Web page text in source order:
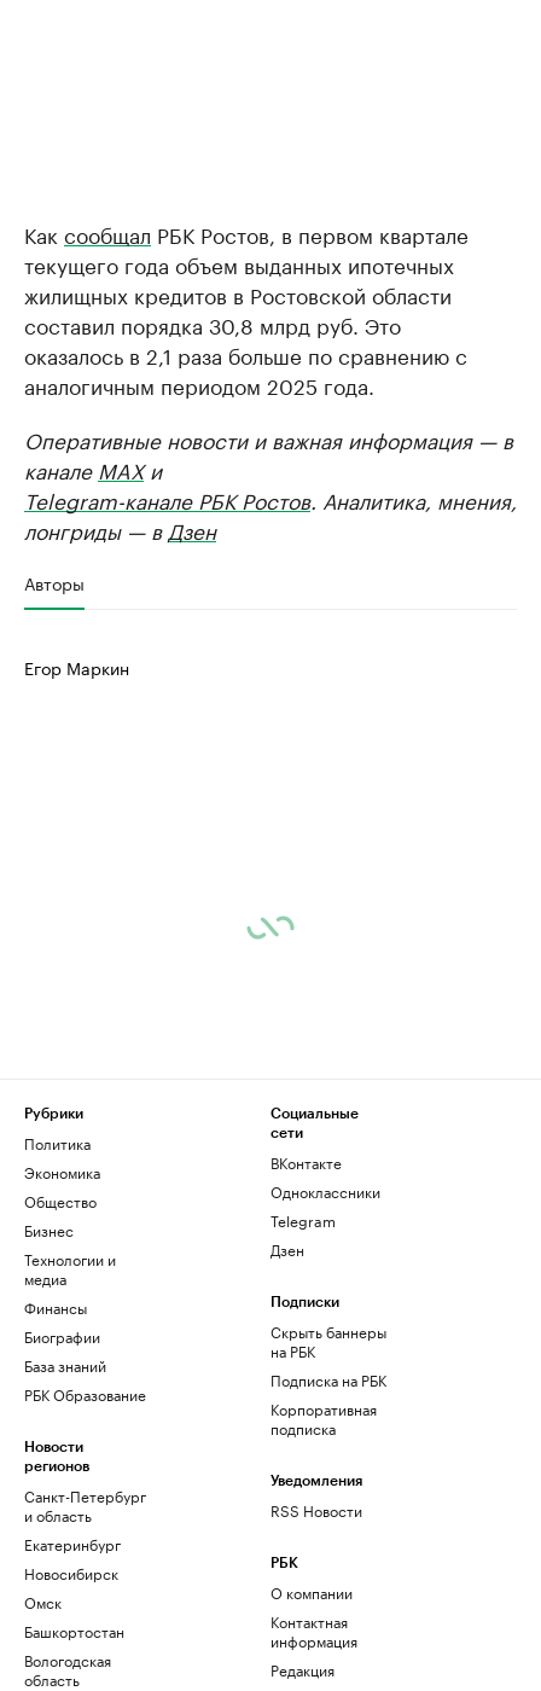
Как сообщал РБК Ростов, в первом квартале
текущего года объем выданных ипотечных
жилищных кредитов в Ростовской области
составил порядка 30,8 млрд руб. Это
оказалось в 2,1 раза больше по сравнению с
аналогичным периодом 2025 года.
Оперативные новости и важная информация — в
канале MAXи
Telegram-канале РБК Ростов. Аналитика, мнения,
лонгриды — в Дзен
Авторы
Егор Маркин
Рубрики
Политика
Экономика
Общество
Бизнес
Технологии и
медиа
Финансы
Биографии
База знаний
РБК Образование
Новости
регионов
Санкт-Петербург
и область
Екатеринбург
Новосибирск
Омск
Башкортостан
Вологодская
область
Социальные
сети
ВКонтакте
Одноклассники
Telegram
Дзен
Подписки
Скрыть баннеры
на РБК
Подписка на РБК
Корпоративная
подписка
Уведомления
RSS Новости
РБК
О компании
Контактная
информация
Редакция